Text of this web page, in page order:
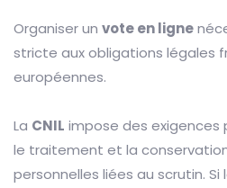
Organiser un vote en ligne
stricte aux obligations légales
européennes.
La CNIL impose des exigences
le traitement et la
personnelles liées au scrutin.